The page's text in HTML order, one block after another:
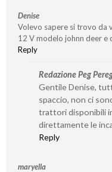
Denise
Volevo sapere si trovo da
12 V modelo johnn deer e
Reply
Redazione Peg
Gentile Denise,
spaccio, non ci
trattori disponibili
direttamente le
Reply
maryella